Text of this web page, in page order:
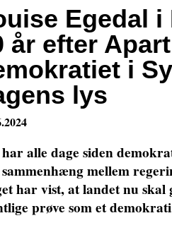
Egedal
år efter
i
lys
alle dage siden
mellem
har vist, at landet nu
prøve som et